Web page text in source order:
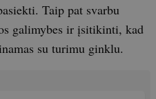
Taip pat svarbu
galimybes ir įsitikinti, kad
su turimu ginklu.